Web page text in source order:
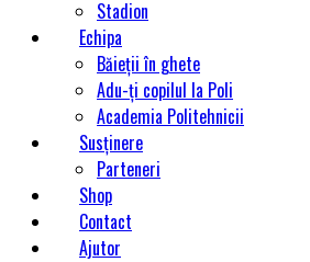
Stadion
Echipa
Băieții în ghete
Adu-ți copilul la Poli
Academia Politehnicii
Susținere
Parteneri
Shop
Contact
Ajutor